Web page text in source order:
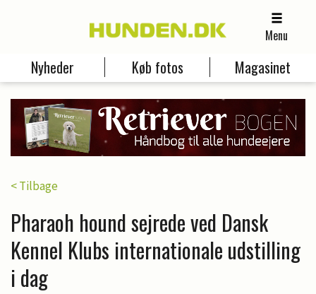
Menu
Nyheder Køb fotos Magasinet
< Tilbage
Pharaoh hound sejrede ved Dansk
Kennel Klubs internationale udstilling
i dag